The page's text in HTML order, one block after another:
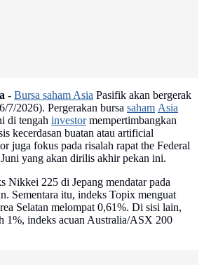
- Bursa saham Asia Pasifik akan bergerak
7/2026). Pergerakan bursa saham Asia
di tengah investormempertimbangkan
kecerdasan buatan atau artificial
juga fokus pada risalah rapat the Federal
yang akan dirilis akhir pekan ini.
Nikkei 225 di Jepang mendatar pada
Sementara itu, indeks Topix menguat
Selatan melompat 0,61%. Di sisi lain,
1%, indeks acuan Australia/ASX 200